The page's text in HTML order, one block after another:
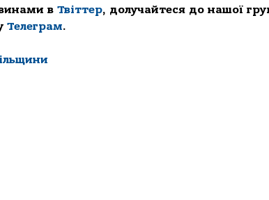
в Твіттер, долучайтеся до нашої
Телеграм.